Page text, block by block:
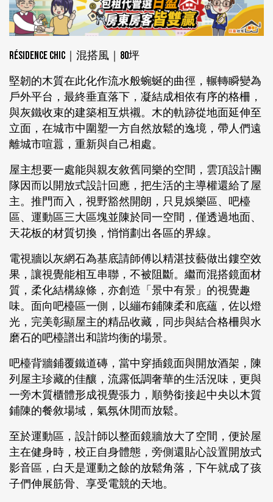
Résidence Chic｜混搭風｜80坪
堅韌的木質在此化作流水般蜿蜒的曲徑，輾轉瞬變為
戶外平台，最終垂直落下，凝結成相依有序的格柵，
與灰鐵收束的建築相互烘襯。木的軌跡從地面延伸至
立面，在城市中圍塑一方自然放鬆的逸境，帶人們遠
離城市喧囂，重新與自己相處。
屋主想要一處能與親友敘舊同樂的空間，雲頂設計團
隊因而以開放式設計回應，把生活的主導權還給了屋
主。推門而入，視野豁然開朗，只見娛樂區、吧檯
區、運動區三大區塊並陳於同一空間，僅透過地面、
天花板的材質切換，悄悄劃出各區的界線。
電視牆以灰網石為基底請師傅以精湛技藝做出鏤空效
果，讓視覺能相互串聯，不被阻斷。繼而混搭鏡面材
質，柔化結構線條，亦創造「景中有景」的視覺趣
味。面向吧檯區一側，以繃布鋪陳柔和底蘊，佐以燈
光，完美彰顯屋主的精品收藏，同步與結合格柵與水
磨石的吧檯譜出和諧均衡的場景。
吧檯背牆鋪覆鐵道磚，當中穿插鏡面與開放酒架，陳
列屋主珍藏的佳釀，流露低調奢華的生活況味，更與
一旁木質櫃體形成視覺張力，順勢銜接起中央以木質
鋪陳的餐敘場域，氣氛休閒而放鬆。
至於運動區，設計師以整面鏡牆放大了空間，便於屋
主在健身時，校正自身體態，旁側還貼心設置開放式
影音區，白天是運動之餘的放鬆角落，下午就成了孩
子們伸展筋骨、享受電競的天地。